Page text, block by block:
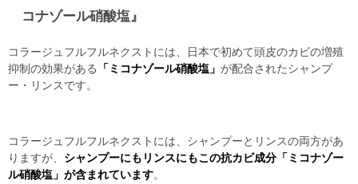
コナゾール硝酸塩』
コラージュフルフルネクストには、日本で初めて頭皮のカビの増殖
抑制の効果がある
「ミコナゾール硝酸塩」 が配合されたシャンプ
ー・リンスです。
コラージュフルフルネクストには、シャンプーとリンスの両方があ
りますが、 シャンプーにもリンスにもこの抗カビ成分「ミコナゾー
ル硝酸塩」が含まれています。